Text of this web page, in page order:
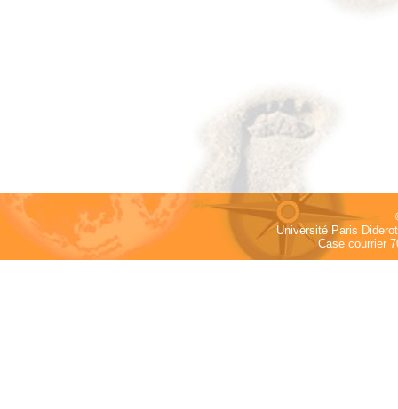
Université Paris
Case courrier